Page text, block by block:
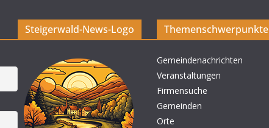
Steigerwald-News-Logo Themenschwerpunkte
Gemeindenachrichten
Veranstaltungen
Firmensuche
Gemeinden
Orte